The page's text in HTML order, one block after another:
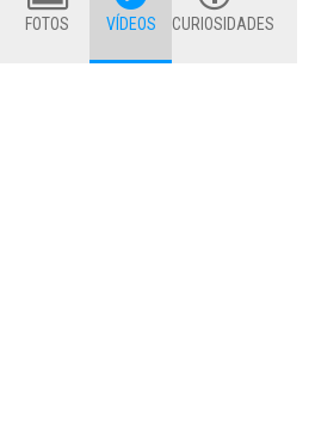
FOTOS VÍDEOS CURIOSIDADES